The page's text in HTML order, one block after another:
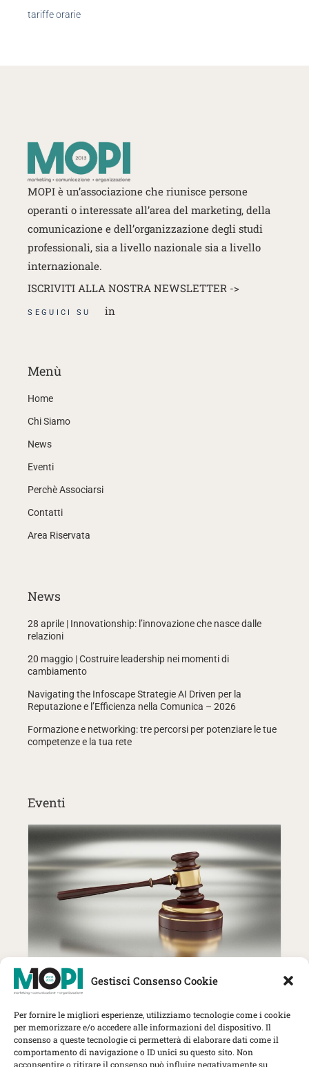
Gestisci Consenso Cookie
Per fornire le migliori esperienze, utilizziamo tecnologie come i cookie
per memorizzare e/o accedere alle informazioni del dispositivo. Il
consenso a queste tecnologie ci permetterà di elaborare dati come il
comportamento di navigazione o ID unici su questo sito. Non
acconsentire o ritirare il consenso può influire negativamente su
tariffe orarie
MOPI è un’associazione che riunisce persone
operanti o interessate all’area del marketing, della
comunicazione e dell’organizzazione degli studi
professionali, sia a livello nazionale sia a livello
internazionale.
ISCRIVITI ALLA NOSTRA NEWSLETTER ->
SEGUICI SU in
Menù
Home
Chi Siamo
News
Eventi
Perchè Associarsi
Contatti
Area Riservata
News
28 aprile | Innovationship: l’innovazione che nasce dalle
relazioni
20 maggio | Costruire leadership nei momenti di
cambiamento
Navigating the Infoscape Strategie AI Driven per la
Reputazione e l’Efficienza nella Comunica – 2026
Formazione e networking: tre percorsi per potenziare le tue
competenze e la tua rete
Eventi
27 Ottobre | MOPI incontra The
Lawyer: trend, strategie e nuove
sfide per gli studi professionali
Herbert Smith Freehills Kramer, Via
Rovello 1, Milano
MOPI Incontra